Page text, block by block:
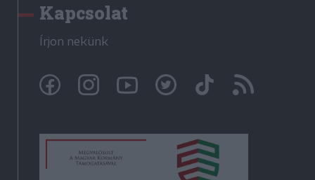
Kapcsolat
Írjon nekünk